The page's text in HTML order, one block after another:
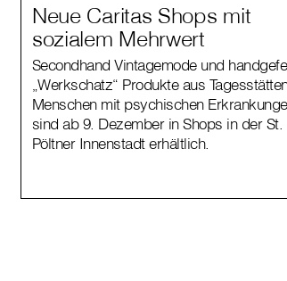
Neue Caritas Shops mit
sozialem Mehrwert
Secondhand Vintagemode und
„Werkschatz“ Produkte aus
Menschen mit psychischen
sind ab 9. Dezember in Shops in der St.
Pöltner Innenstadt erhältlich.